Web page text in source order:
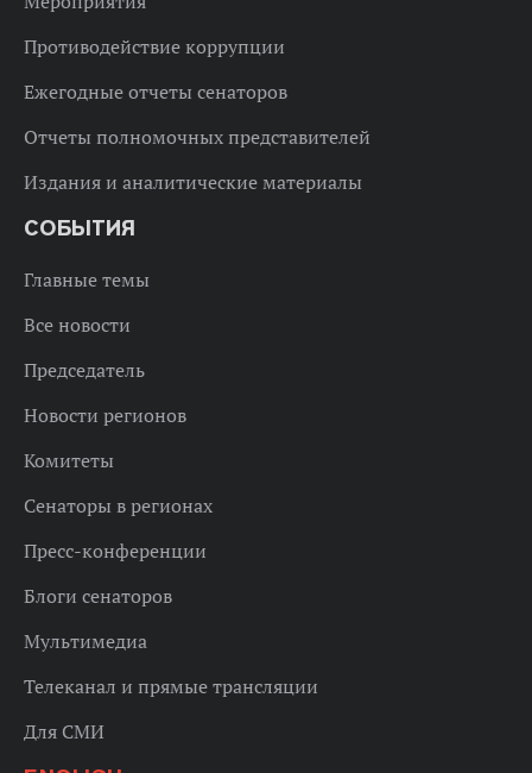
Противодействие коррупции
Ежегодные отчеты сенаторов
Отчеты полномочных представителей
Издания и аналитические материалы
СОБЫТИЯ
Главные темы
Все новости
Председатель
Новости регионов
Комитеты
Сенаторы в регионах
Пресс-конференции
Блоги сенаторов
Мультимедиа
Телеканал и прямые трансляции
Для СМИ